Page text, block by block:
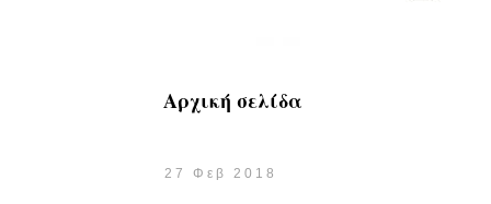
Αρχική σελίδα
27 Φεβ 2018